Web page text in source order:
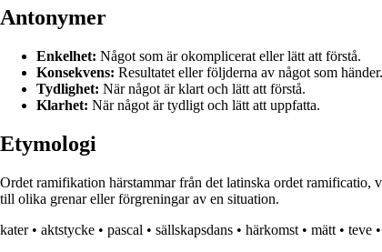
Antonymer
Enkelhet: Något som är okomplicerat eller lätt att förstå.
Konsekvens: Resultatet eller följderna av något som händer.
Tydlighet: När något är klart och lätt att förstå.
Klarhet: När något är tydligt och lätt att uppfatta.
Etymologi
Ordet ramifikation härstammar från det latinska ordet ramificatio,
till olika grenar eller förgreningar av en situation.
kater• aktstycke • pascal • sällskapsdans • härkomst • mätt • teve •